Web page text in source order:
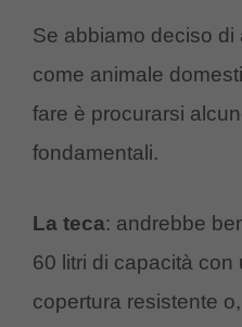
Se abbiamo deciso di
come animale
fare è procurarsi
fondamentali.
La teca: andrebbe
60 litri di capacità con
copertura resistente